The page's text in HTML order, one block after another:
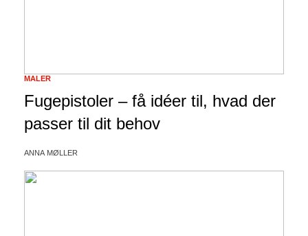
Fugepistoler – få idéer til, hvad der
passer til dit behov
MALER
ANNA MØLLER